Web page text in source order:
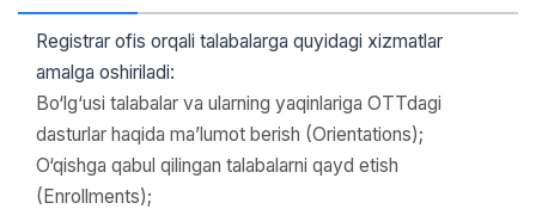
Registrar ofis orqali talabalarga quyidagi xizmatlar
amalga oshiriladi:
Bo‘lg‘usi talabalar va ularning yaqinlariga OTTdagi
dasturlar haqida ma’lumot berish (Orientations);
O‘qishga qabul qilingan talabalarni qayd etish
(Enrollments);